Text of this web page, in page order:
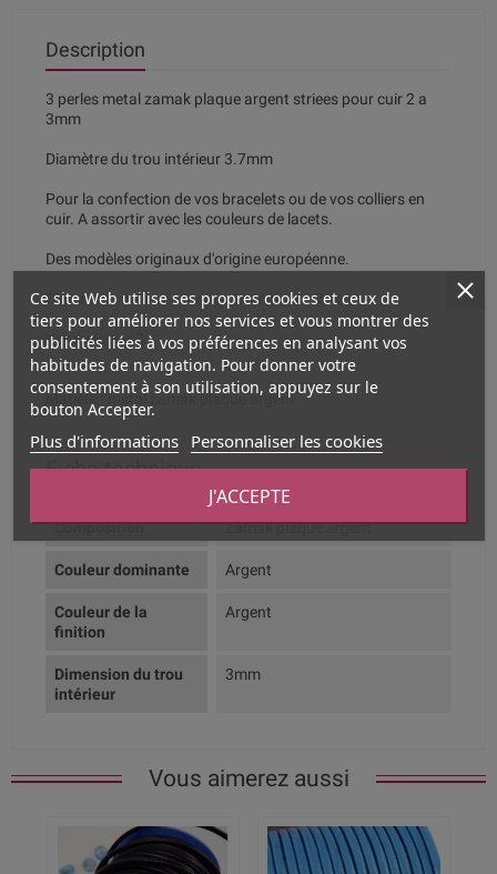
Description
3 perles metal zamak plaque argent striees pour cuir 2 a
3mm
Diamètre du trou intérieur 3.7mm
Pour la confection de vos bracelets ou de vos colliers en
cuir. A assortir avec les couleurs de lacets.
Des modèles originaux d'origine européenne.
Dimension :taille: environ8x6mm trou:3.7mm
Vendues par 3.
Matière : métal zamak plaque argent
Fiche technique
Composition Zamak plaqué argent
Couleur dominante Argent
Couleur de la
finition
Argent
Dimension du trou
intérieur
3mm
Vous aimerez aussi
Ce site Web utilise ses propres cookies et ceux de
tiers pour améliorer nos services et vous montrer des
publicités liées à vos préférences en analysant vos
habitudes de navigation. Pour donner votre
consentement à son utilisation, appuyez sur le
bouton Accepter.
Plus d'informations Personnaliser les cookies
J'ACCEPTE